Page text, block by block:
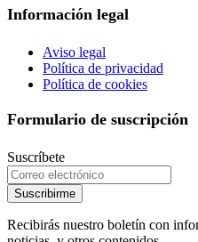
Información legal
Aviso legal
Política de privacidad
Política de cookies
Formulario de suscripción
Suscríbete
Suscribirme
Recibirás nuestro boletín con